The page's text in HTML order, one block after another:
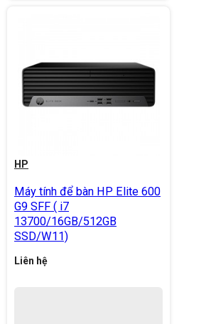
HP
Máy tính để bàn HP Elite 600
G9 SFF ( i7
13700/16GB/512GB
SSD/W11)
Liên hệ